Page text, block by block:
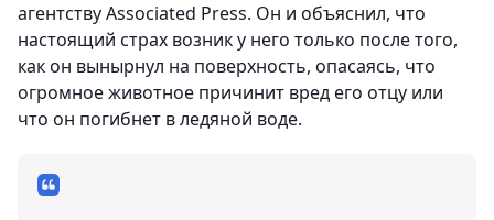
агентству Associated Press. Он и объяснил, что
настоящий страх возник у него только после того,
как он вынырнул на поверхность, опасаясь, что
огромное животное причинит вред его отцу или
что он погибнет в ледяной воде.